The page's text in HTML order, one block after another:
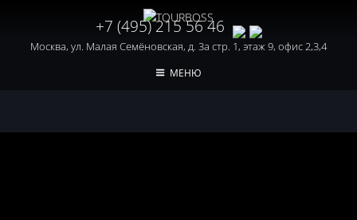
+7 (495) 215 56 46
Москва, ул. Малая Семёновская, д. 3а стр. 1, этаж 9, офис 2,3,4
МЕНЮ